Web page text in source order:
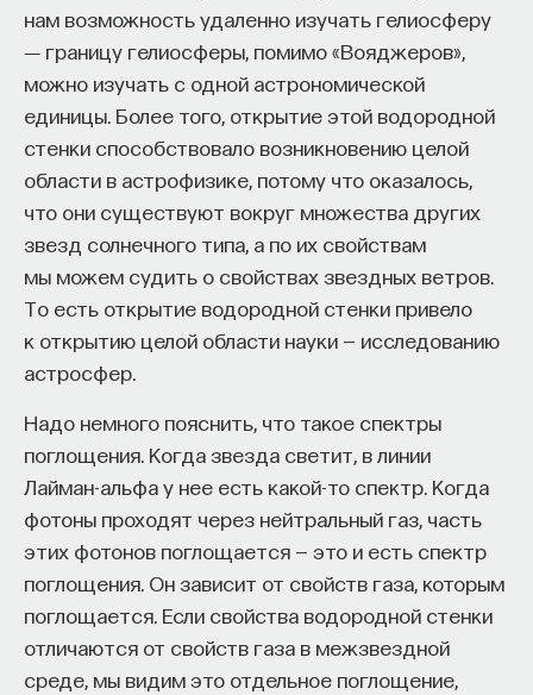
нам возможность удаленно изучать гелиосферу
― границу гелиосферы, помимо «Вояджеров»,
можно изучать с одной астрономической
единицы. Более того, открытие этой водородной
стенки способствовало возникновению целой
области в астрофизике, потому что оказалось,
что они существуют вокруг множества других
звезд солнечного типа, а по их свойствам
мы можем судить о свойствах звездных ветров.
То есть открытие водородной стенки привело
к открытию целой области науки — исследованию
астросфер.
Надо немного пояснить, что такое спектры
поглощения. Когда звезда светит, в линии
Лайман-альфа у нее есть какой-то спектр. Когда
фотоны проходят через нейтральный газ, часть
этих фотонов поглощается — это и есть спектр
поглощения. Он зависит от свойств газа, которым
поглощается. Если свойства водородной стенки
отличаются от свойств газа в межзвездной
среде, мы видим это отдельное поглощение,